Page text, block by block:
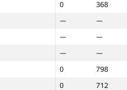
0
368
—
—
—
—
—
—
0
798
0
712
0
368
—
—
—
—
—
—
0
798
0
712